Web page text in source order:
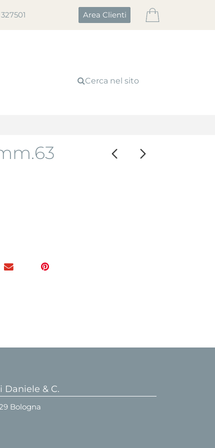
Area Clienti
Cerca nel sito
Daniele & C.
Bologna